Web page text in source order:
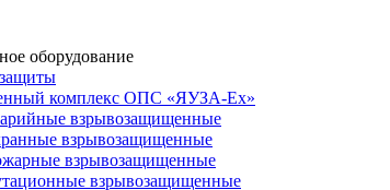
оборудование
комплекс ОПС «ЯУЗА-Ех»
взрывозащищенные
взрывозащищенные
взрывозащищенные
взрывозащищенные